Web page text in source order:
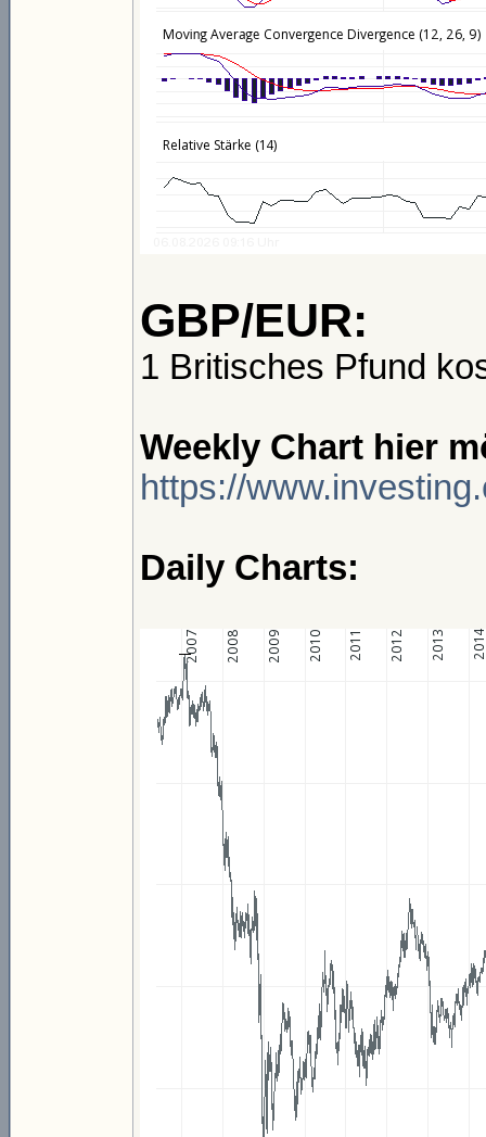
GBP/EUR:
1 Britisches Pfund
Weekly Chart hier
https://
Daily Charts: